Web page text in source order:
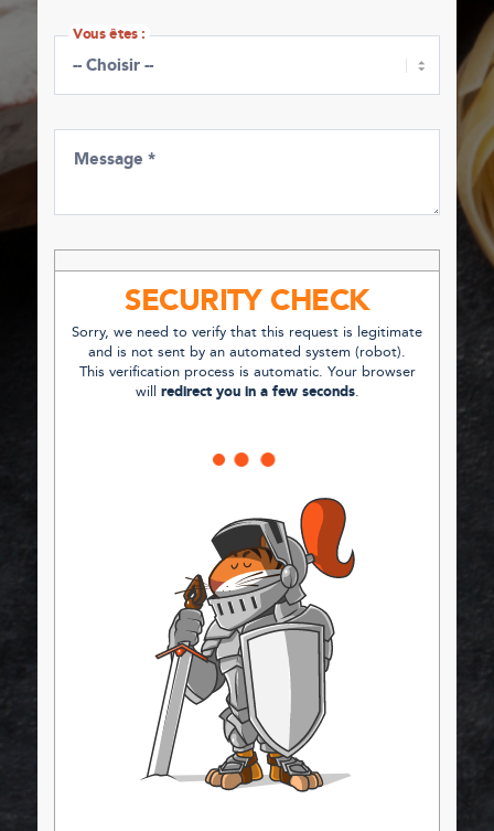
Vous êtes :
Vous êtes :
Message *
SECURITY CHECK
Sorry, we need to verify that this request is legitimate
and is not sent by an automated system (robot).
This verification process is automatic. Your browser
will redirect you in a few seconds.